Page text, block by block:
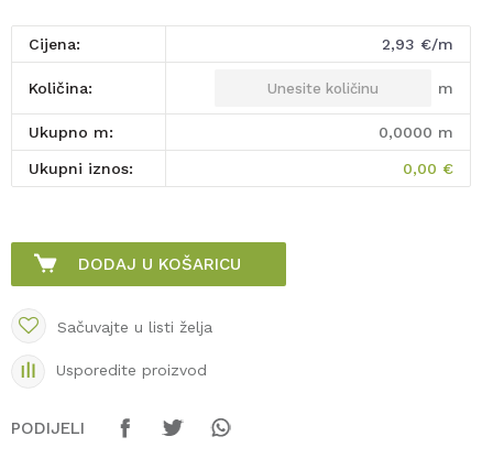
Cijena: 2,93 €/m
Količina: m
Ukupno m: 0,0000 m
Ukupni iznos: 0,00 €
DODAJ U KOŠARICU
Sačuvajte u listi želja
Usporedite proizvod
PODIJELI